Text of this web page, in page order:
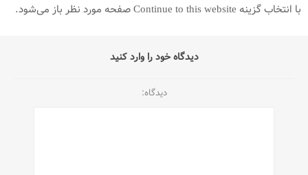
با انتخاب گزینه Continue to this website صفحه مورد نظر باز می‌شود.
دیدگاه خود را وارد کنید
دیدگاه: